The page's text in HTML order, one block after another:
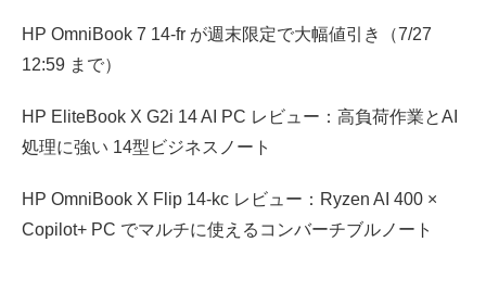
HP OmniBook 7 14-fr が週末限定で大幅値引き（7/27
12:59 まで）
HP EliteBook X G2i 14 AI PC レビュー：高負荷作業とAI
処理に強い 14型ビジネスノート
HP OmniBook X Flip 14-kc レビュー：Ryzen AI 400 ×
Copilot+ PC でマルチに使えるコンバーチブルノート